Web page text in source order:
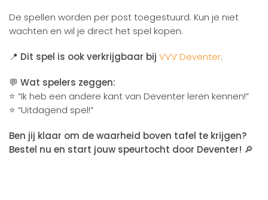
De spellen worden per post toegestuurd. Kun je niet
wachten en wil je direct het spel kopen.
📍 Dit spel is ook verkrijgbaar bij VVV Deventer.
💬 Wat spelers zeggen:
⭐ “Ik heb een andere kant van Deventer leren kennen!”
⭐ “Uitdagend spel!”
Ben jij klaar om de waarheid boven tafel te krijgen?
Bestel nu en start jouw speurtocht door Deventer! 🔎